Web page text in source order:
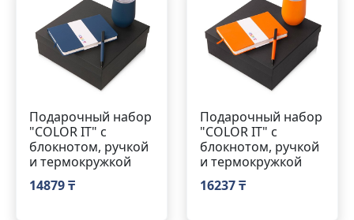
Подарочный набор
"COLOR IT" c
блокнотом, ручкой
и термокружкой
14879 ₸
Подарочный набор
"COLOR IT" c
блокнотом, ручкой
и термокружкой
16237 ₸